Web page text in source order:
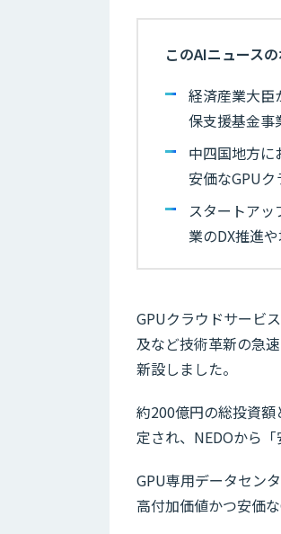
このAIニュース
経済産業大臣
保支援基金事
中四国地方に
安価なGPU
スタートア
業のDX推進
GPUクラウドサービ
及など技術革新の急
新設しました。
約200億円の総投資
定され、NEDOから
GPU専用データセン
高付加価値かつ安価